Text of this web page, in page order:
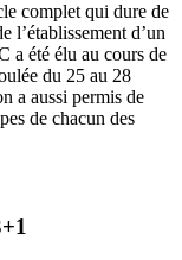
complet qui dure de
l’établissement d’un
a été élu au cours de
du 25 au 28
a aussi permis de
de chacun des